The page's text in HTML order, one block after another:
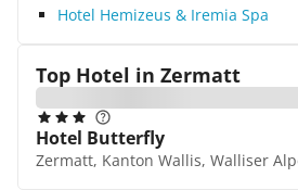
Hotel Hemizeus & Iremia Spa
Top Hotel in Zermatt
Hotel Butterfly
Zermatt, Kanton Wallis, Walliser